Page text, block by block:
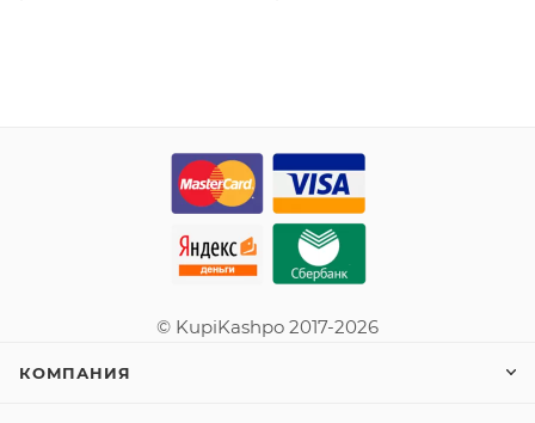
© KupiKashpo 2017-2026
КОМПАНИЯ